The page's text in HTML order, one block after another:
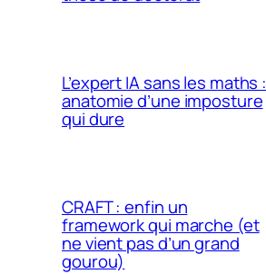
L’expert IA sans les maths :
anatomie d’une imposture
qui dure
CRAFT : enfin un
framework qui marche (et
ne vient pas d’un grand
gourou)